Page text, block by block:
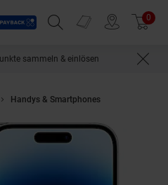
Suchfeld einblenden
Prospekte 0
sammeln & einlösen
Handys & Smartphones